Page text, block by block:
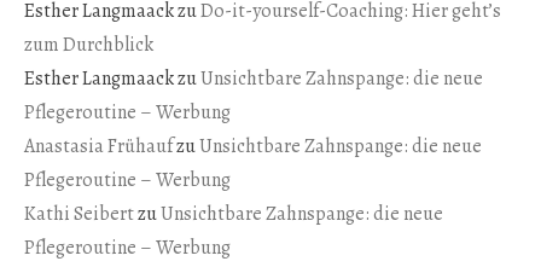
Esther LangmaackzuDo-it-yourself-Coaching: Hier geht’s
zum Durchblick
Esther LangmaackzuUnsichtbare Zahnspange: die neue
Pflegeroutine – Werbung
Anastasia FrühaufzuUnsichtbare Zahnspange: die neue
Pflegeroutine – Werbung
Kathi SeibertzuUnsichtbare Zahnspange: die neue
Pflegeroutine – Werbung